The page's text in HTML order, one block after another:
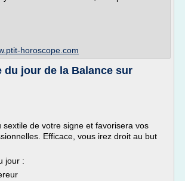
horoscope.com
du jour de la Balance sur
sextile de votre signe et favorisera vos
Efficace, vous irez droit au but
jour :